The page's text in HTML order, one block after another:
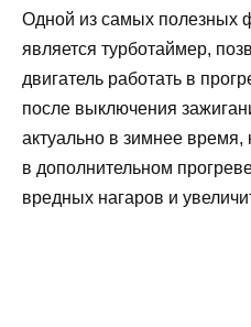
Одной из самых полезных
является турботаймер,
двигатель работать в
после выключения
актуально в зимнее время,
в дополнительном
вредных нагаров и